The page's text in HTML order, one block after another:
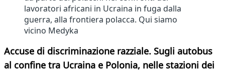
lavoratori africani in Ucraina in fuga dalla
guerra, alla frontiera polacca. Qui siamo
vicino Medyka
Accuse di discriminazione razziale. Sugli autobus
al confine tra Ucraina e Polonia, nelle stazioni dei